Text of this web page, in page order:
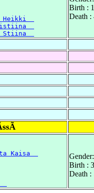
Heikki
Stiina
Birth :
Death :
Kaisa
Birth :
Death :